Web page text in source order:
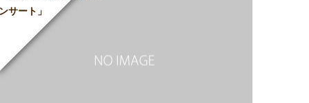
ンサート」